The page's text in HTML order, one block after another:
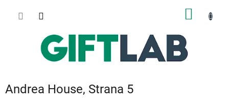
Andrea House, Strana 5